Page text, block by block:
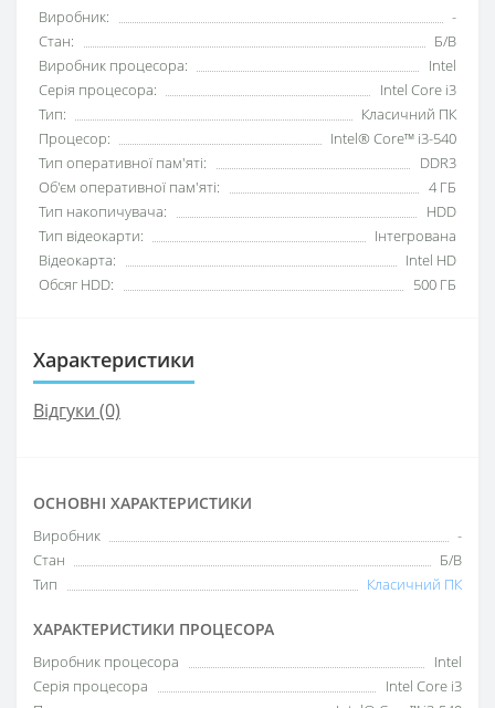
Виробник:
-
Стан:
Б/В
Виробник процесора:
Intel
Серія процесора:
Intel Core i3
Тип:
Класичний ПК
Процесор:
Intel® Core™ i3-540
Тип оперативної пам'яті:
DDR3
Об'єм оперативної пам'яті:
4 ГБ
Тип накопичувача:
HDD
Тип відеокарти:
Інтегрована
Відеокарта:
Intel HD
Обсяг HDD:
500 ГБ
Характеристики
Відгуки (0)
ОСНОВНІ ХАРАКТЕРИСТИКИ
Виробник
-
Стан
Б/В
Тип
Класичний ПК
ХАРАКТЕРИСТИКИ ПРОЦЕСОРА
Виробник процесора
Intel
Серія процесора
Intel Core i3